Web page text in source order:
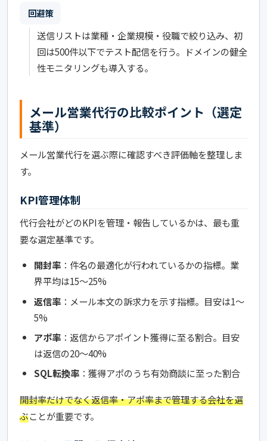
回避策
送信リストは業種・企業規模・役職で絞り込み、初
回は500件以下でテスト配信を行う。ドメインの健全
性モニタリングも導入する。
メール営業代行の比較ポイント（選定
基準）
メール営業代行を選ぶ際に確認すべき評価軸を整理しま
す。
KPI管理体制
代行会社がどのKPIを管理・報告しているかは、最も重
要な選定基準です。
開封率 ：件名の最適化が行われているかの指標。業
界平均は15〜25%
返信率 ：メール本文の訴求力を示す指標。目安は1〜
5%
アポ率 ：返信からアポイント獲得に至る割合。目安
は返信の20〜40%
SQL転換率 ：獲得アポのうち有効商談に至った割合
開封率だけでなく返信率・アポ率まで管理する会社を選
ぶことが重要です。